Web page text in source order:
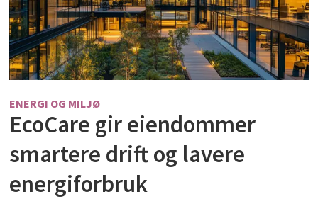
ENERGI OG MILJØ
EcoCare gir eiendommer
smartere drift og lavere
energiforbruk